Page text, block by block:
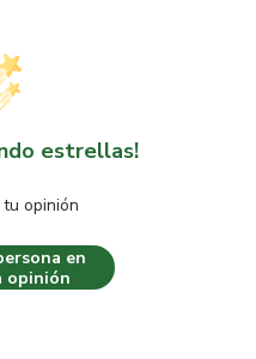
estrellas!
opinión
en
opinión